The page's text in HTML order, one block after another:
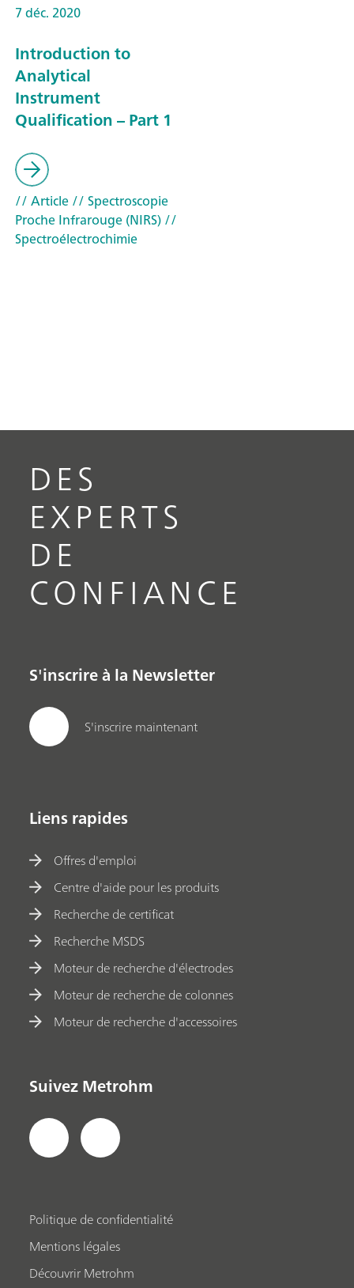
7 déc. 2020
Introduction to
Analytical
Instrument
Qualification – Part 1
// Article// Spectroscopie
Proche Infrarouge (NIRS)//
Spectroélectrochimie
DES
EXPERTS
DE
CONFIANCE
S'inscrire à la Newsletter
S'inscrire maintenant
Liens rapides
Offres d'emploi
Centre d'aide pour les produits
Recherche de certificat
Recherche MSDS
Moteur de recherche d'électrodes
Moteur de recherche de colonnes
Moteur de recherche d'accessoires
Suivez Metrohm
Politique de confidentialité
Mentions légales
Découvrir Metrohm